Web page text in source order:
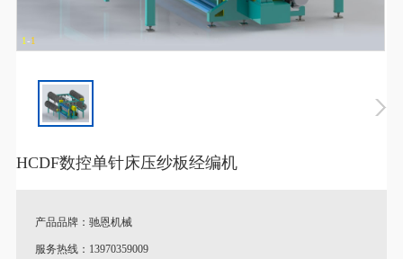
1-1
HCDF数控单针床压纱板经编机
产品品牌：驰恩机械
服务热线：13970359009